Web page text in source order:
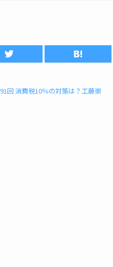
回 消費税10％の対策は？工藤崇